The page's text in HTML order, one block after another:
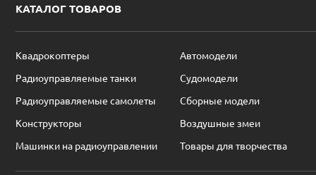
КАТАЛОГ ТОВАРОВ
Квадрокоптеры
Автомодели
Радиоуправляемые танки
Судомодели
Радиоуправляемые самолеты
Сборные модели
Конструкторы
Воздушные змеи
Машинки на радиоуправлении
Товары для творчества